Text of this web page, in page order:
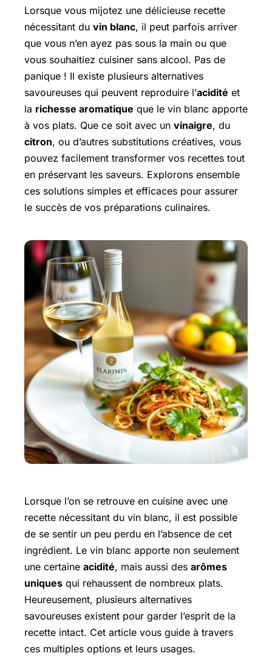
Lorsque vous mijotez une délicieuse recette
nécessitant du vin blanc, il peut parfois arriver
que vous n’en ayez pas sous la main ou que
vous souhaitiez cuisiner sans alcool. Pas de
panique ! Il existe plusieurs alternatives
savoureuses qui peuvent reproduire l’acidité et
la richesse aromatique que le vin blanc apporte
à vos plats. Que ce soit avec un vinaigre, du
citron, ou d’autres substitutions créatives, vous
pouvez facilement transformer vos recettes tout
en préservant les saveurs. Explorons ensemble
ces solutions simples et efficaces pour assurer
le succès de vos préparations culinaires.
Lorsque l’on se retrouve en cuisine avec une
recette nécessitant du vin blanc, il est possible
de se sentir un peu perdu en l’absence de cet
ingrédient. Le vin blanc apporte non seulement
une certaine acidité, mais aussi des arômes
uniques qui rehaussent de nombreux plats.
Heureusement, plusieurs alternatives
savoureuses existent pour garder l’esprit de la
recette intact. Cet article vous guide à travers
ces multiples options et leurs usages.